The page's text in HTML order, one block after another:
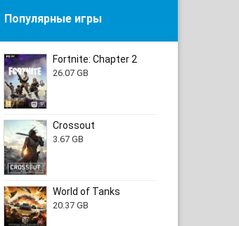
Популярные игры
Fortnite: Chapter 2
26.07 GB
Crossout
3.67 GB
World of Tanks
20.37 GB